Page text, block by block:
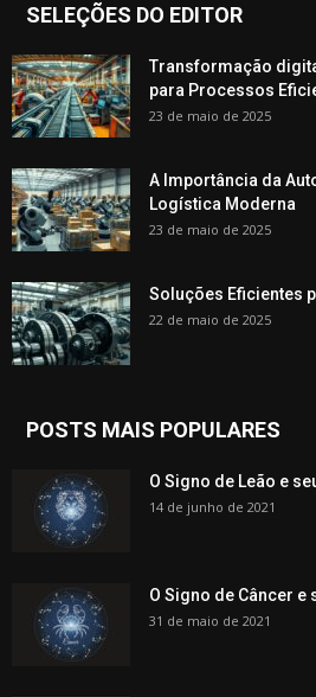
SELEÇÕES DO EDITOR
Transformação
para Processos
23 de maio de 2025
A Importância da
Logística Moderna
23 de maio de 2025
Soluções Eficientes
22 de maio de 2025
POSTS MAIS POPULARES
O Signo de Leão e
14 de junho de 2021
O Signo de Câncer e
31 de maio de 2021